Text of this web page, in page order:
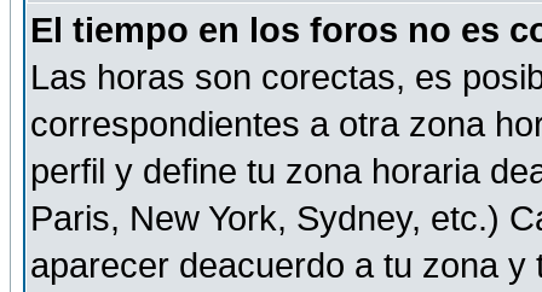
El tiempo en los foros no es
Las horas son corectas, es
correspondientes a otra zona
perfil y define tu zona horaria
Paris, New York, Sydney, etc.)
aparecer deacuerdo a tu zona